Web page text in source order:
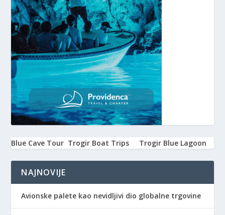
Blue Cave Tour Trogir Boat Trips Trogir Blue Lagoon
NAJNOVIJE
Avionske palete kao nevidljivi dio globalne trgovine